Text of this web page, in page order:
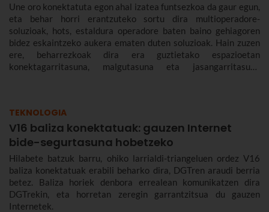
Une oro konektatuta egon ahal izatea funtsezkoa da gaur egun,
eta behar horri erantzuteko sortu dira multioperadore-
soluzioak, hots, estaldura operadore baten baino gehiagoren
bidez eskaintzeko aukera ematen duten soluzioak. Hain zuzen
ere, beharrezkoak dira era guztietako espazioetan
konektagarritasuna, malgutasuna eta jasangarritasuna
TEKNOLOGIA
V16 baliza konektatuak: gauzen Internet
bide-segurtasuna hobetzeko
Hilabete batzuk barru, ohiko larrialdi-triangeluen ordez V16
baliza konektatuak erabili beharko dira, DGTren araudi berria
betez. Baliza horiek denbora errealean komunikatzen dira
DGTrekin, eta horretan zeregin garrantzitsua du gauzen
Internetek.